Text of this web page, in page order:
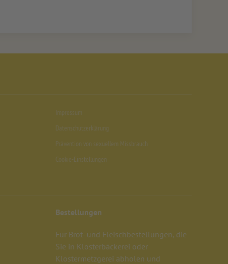
Impressum
Datenschutzerklärung
Prävention von sexuellem Missbrauch
Cookie-Einstellungen
Bestellungen
Für Brot- und Fleischbestellungen, die
Sie in Klosterbäckerei oder
Klostermetzgerei abholen und